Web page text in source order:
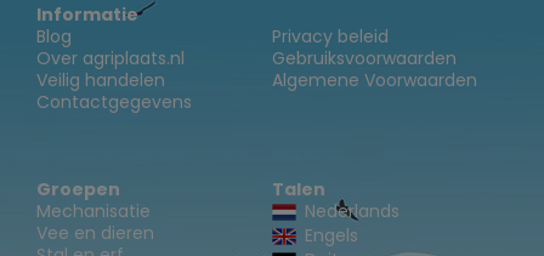
Informatie
Blog
Over agriplaats.nl
Veilig handelen
Contactgegevens
Privacy beleid
Gebruiksvoorwaarden
Algemene Voorwaarden
Groepen
Mechanisatie
Vee en dieren
Talen
Nederlands
Engels